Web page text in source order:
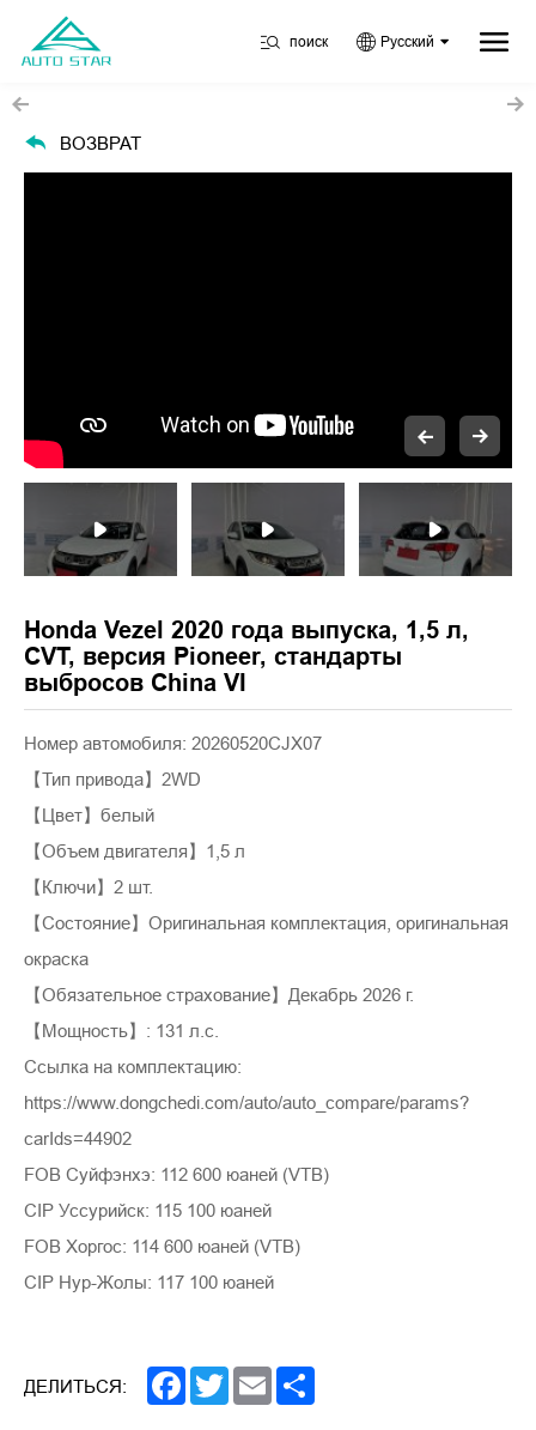
поиск Русский
ВОЗВРАТ
Honda Vezel 2020 года выпуска, 1,5 л,
CVT, версия Pioneer, стандарты
выбросов China VI
Номер автомобиля: 20260520CJX07
【Тип привода】2WD
【Цвет】белый
【Объем двигателя】1,5 л
【Ключи】2 шт.
【Состояние】Оригинальная комплектация, оригинальная
окраска
【Обязательное страхование】Декабрь 2026 г.
【Мощность】: 131 л.с.
Ссылка на комплектацию:
https://www.dongchedi.com/auto/auto_compare/params?
carIds=44902
FOB Суйфэнхэ: 112 600 юаней (VTB)
CIP Уссурийск: 115 100 юаней
FOB Хоргос: 114 600 юаней (VTB)
CIP Нур-Жолы: 117 100 юаней
ДЕЛИТЬСЯ: Facebook
TwitterEmail